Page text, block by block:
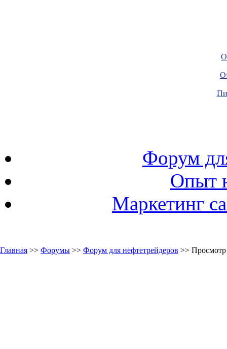
Форум
Опыт
Маркетинг
Главная >> Форумы >> Форум для нефтетрейдеров >>